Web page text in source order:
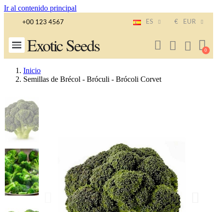
Ir al contenido principal
+00 123 4567 ES € EUR
Exotic Seeds
Inicio
Semillas de Brécol - Bróculi - Brócoli Corvet